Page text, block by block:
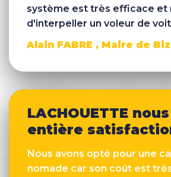
système est très efficace et
d'interpeller un voleur de
Alain FABRE , Maire de
LACHOUETTE
entière
Nous avons opté pour une
nomade car son coût est